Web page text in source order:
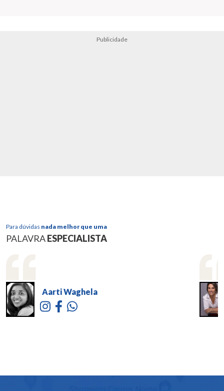
Publicidade
Para dúvidas nada melhor que uma
PALAVRAESPECIALISTA
Aarti Waghela